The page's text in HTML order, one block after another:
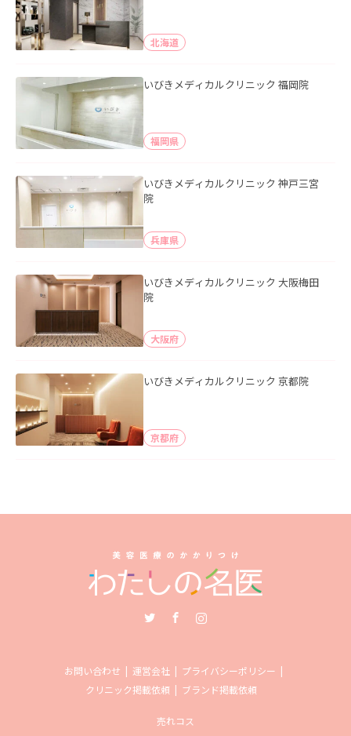
北海道
いびきメディカルクリニック 福岡院
福岡県
いびきメディカルクリニック 神戸三宮
院
兵庫県
いびきメディカルクリニック 大阪梅田
院
大阪府
いびきメディカルクリニック 京都院
京都府
お問い合わせ 運営会社
プライバシーポリシー
クリニック掲載依頼
ブランド掲載依頼
売れコス